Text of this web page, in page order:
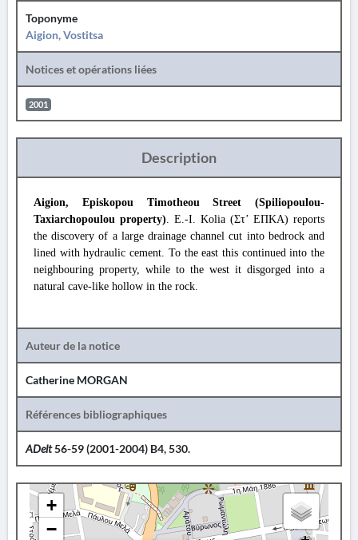
Toponyme
Aigion, Vostitsa
Notices et opérations liées
2001
Description
Aigion, Episkopou Timotheou Street (Spiliopoulou-
Taxiarchopoulou property). E.-I. Kolia (Στ’ ΕΠΚΑ) reports
the discovery of a large drainage channel cut into bedrock and
lined with hydraulic cement. To the east this continued into the
neighbouring property, while to the west it disgorged into a
natural cave-like hollow in the rock.
Auteur de la notice
Catherine MORGAN
Références bibliographiques
ADelt56-59 (2001-2004) B4, 530.
+
−